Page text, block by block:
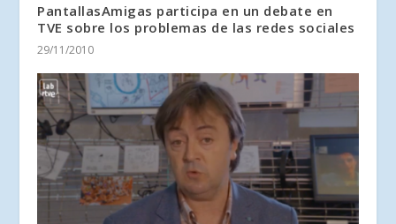
PantallasAmigas participa en un debate en
TVE sobre los problemas de las redes sociales
29/11/2010